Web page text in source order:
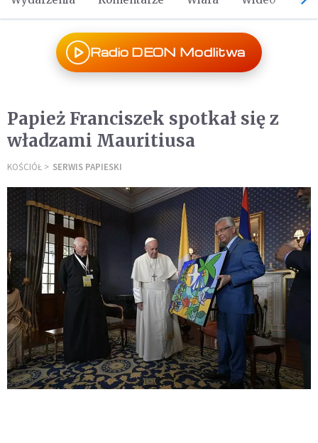
Radio DEON Modlitwa
Papież Franciszek spotkał się z
władzami Mauritiusa
KOŚCIÓŁ SERWIS PAPIESKI